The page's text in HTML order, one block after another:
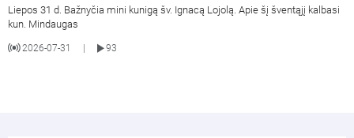
Liepos 31 d. Bažnyčia mini kunigą šv. Ignacą Lojolą. Apie šį šventąjį kalbasi
kun. Mindaugas
2026-07-31 93